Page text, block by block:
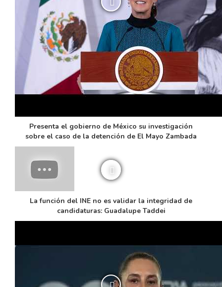
Presenta el gobierno de México su investigación
sobre el caso de la detención de El Mayo Zambada
La función del INE no es validar la integridad de
candidaturas: Guadalupe Taddei